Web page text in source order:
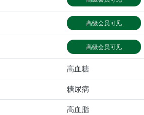
高级会员可见
高级会员可见
高血糖
糖尿病
高血脂